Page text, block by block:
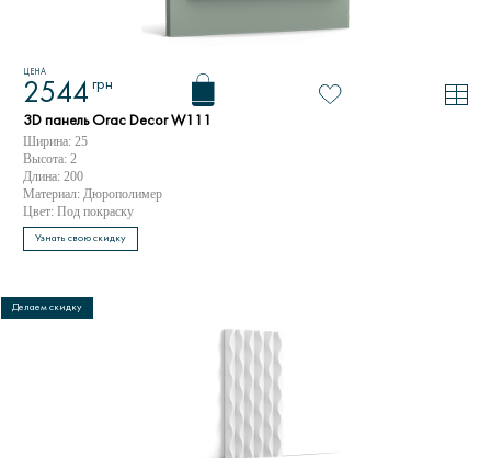
ЦЕНА
2544 грн
3D панель Orac Decor W111
Ширина: 25
Высота: 2
Длина: 200
Материал: Дюрополимер
Цвет: Под покраску
Узнать свою скидку
Делаем скидку